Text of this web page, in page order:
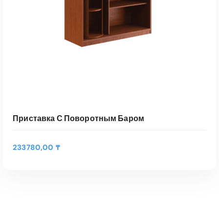
Приставка С Поворотным Баром
233780,00 ₸